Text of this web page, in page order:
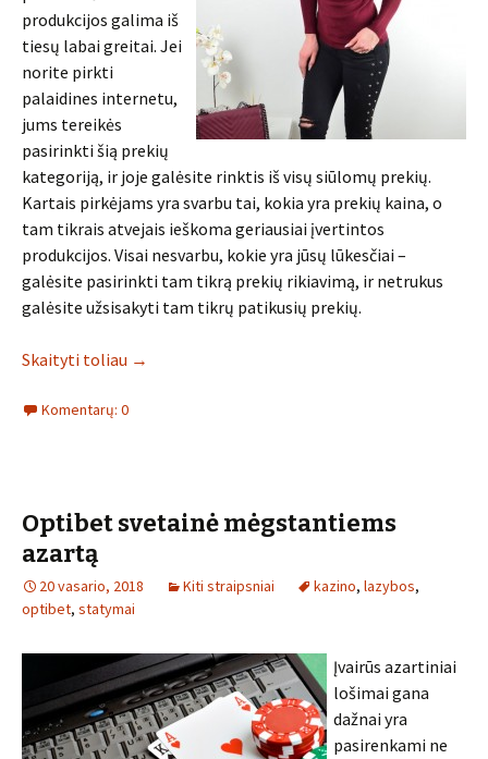
produkcijos galima iš
tiesų labai greitai. Jei
norite pirkti
palaidines internetu,
jums tereikės
pasirinkti šią prekių
kategoriją, ir joje galėsite rinktis iš visų siūlomų prekių.
Kartais pirkėjams yra svarbu tai, kokia yra prekių kaina, o
tam tikrais atvejais ieškoma geriausiai įvertintos
produkcijos. Visai nesvarbu, kokie yra jūsų lūkesčiai –
galėsite pasirinkti tam tikrą prekių rikiavimą, ir netrukus
galėsite užsisakyti tam tikrų patikusių prekių.
Skaityti toliau →
Komentarų: 0
Optibet svetainė mėgstantiems
azartą
20 vasario, 2018 Kiti straipsniai kazino, lazybos,
optibet, statymai
Įvairūs azartiniai
lošimai gana
dažnai yra
pasirenkami ne